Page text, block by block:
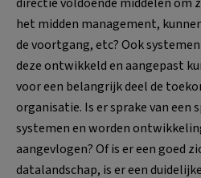
het midden management,
de voortgang, etc? Ook
deze ontwikkeld en aangepast
voor een belangrijk deel de
organisatie. Is er sprake van een
systemen en worden
aangevlogen? Of is er een goed
datalandschap, is er een